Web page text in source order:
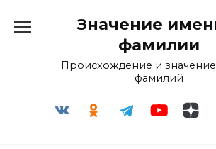
Значение
фамилии
Происхождение и
фамилий